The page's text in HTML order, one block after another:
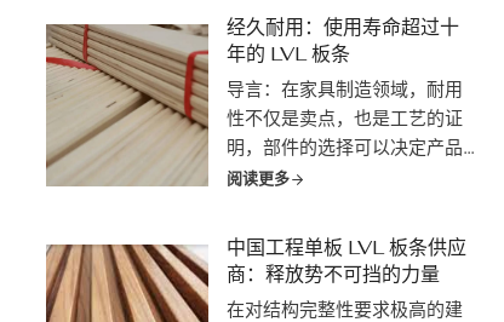
由多层薄单板在加热和压力下
用粘合剂粘合而成。这种工艺
制成的材料不仅强度惊人，而
且不易翘曲和开裂。
经久耐用：使用寿命超过十
年的 LVL 板条
导言：在家具制造领域，耐用
性不仅是卖点，也是工艺的证
明，部件的选择可以决定产品
的传承。床板条通常隐藏在床
的重量，在决定床架的使用寿
命和质量方面起着至关重要的
阅读更多
中国工程单板 LVL 板条供应
商：释放势不可挡的力量
在对结构完整性要求极高的建